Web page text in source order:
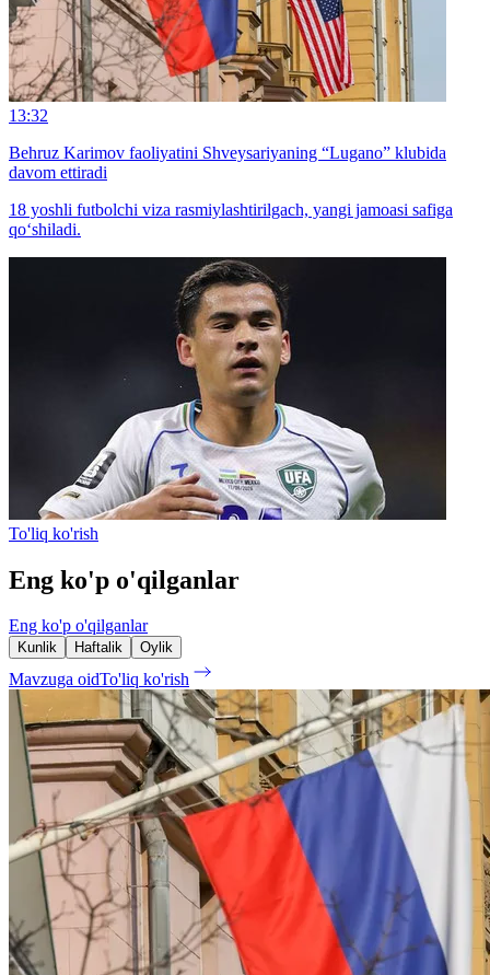
13:32
Behruz Karimov faoliyatini Shveysariyaning “Lugano” klubida
davom ettiradi
18 yoshli futbolchi viza rasmiylashtirilgach, yangi jamoasi safiga
qo‘shiladi.
To'liq ko'rish
Eng ko'p o'qilganlar
Eng ko'p o'qilganlar
Kunlik Haftalik Oylik
Mavzuga oidTo'liq ko'rish